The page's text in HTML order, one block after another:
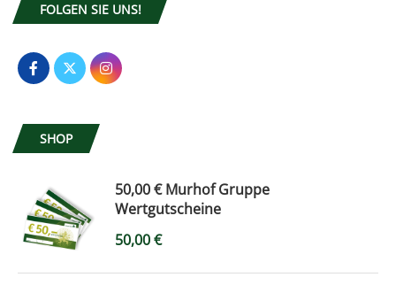
FOLGEN SIE UNS!
SHOP
50,00 € Murhof Gruppe
Wertgutscheine
50,00€